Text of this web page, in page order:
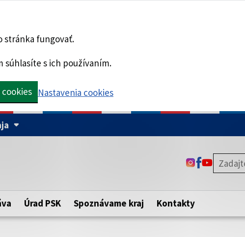
stránka fungovať.
súhlasíte s ich používaním.
Nastavenia cookies
kraja.
Táto stránka je zabezpečená
zabezpečenú webovú stránku.
https:// pred názvom domény webového
ODKAZ SA
ODKAZ SA
ODKAZ SA
Úrad PSK Spoznávame kraj Kontakty